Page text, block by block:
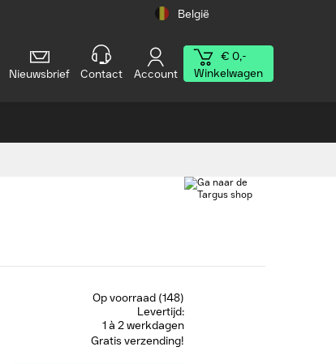
België
Nieuwsbrief Contact Account
€ 0,-
Winkelwagen
Op voorraad (148)
Levertijd:
1 à 2 werkdagen
Gratis verzending!